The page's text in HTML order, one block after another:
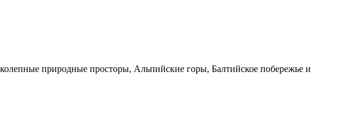
природные просторы, Альпийские горы, Балтийское побережье и